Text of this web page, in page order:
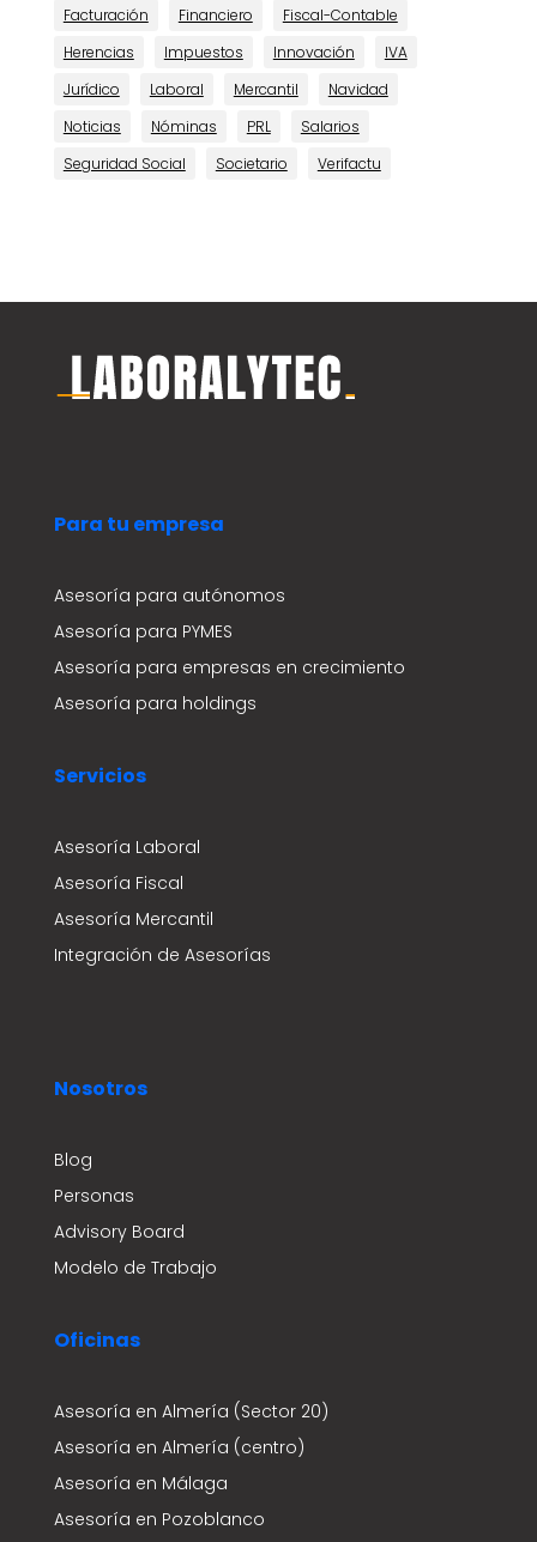
Facturación
Financiero
Fiscal-Contable
Herencias
Impuestos Innovación
IVA
Jurídico
Laboral Mercantil
Navidad
Noticias
Nóminas PRL
Salarios
Seguridad Social
Societario Verifactu
Para tu empresa
Asesoría para autónomos
Asesoría para PYMES
Asesoría para empresas en crecimiento
Asesoría para holdings
Servicios
Asesoría Laboral
Asesoría Fiscal
Asesoría Mercantil
Integración de Asesorías
Nosotros
Blog
Personas
Advisory Board
Modelo de Trabajo
Oficinas
Asesoría en Almería (Sector 20)
Asesoría en Almería (centro)
Asesoría en Málaga
Asesoría en Pozoblanco